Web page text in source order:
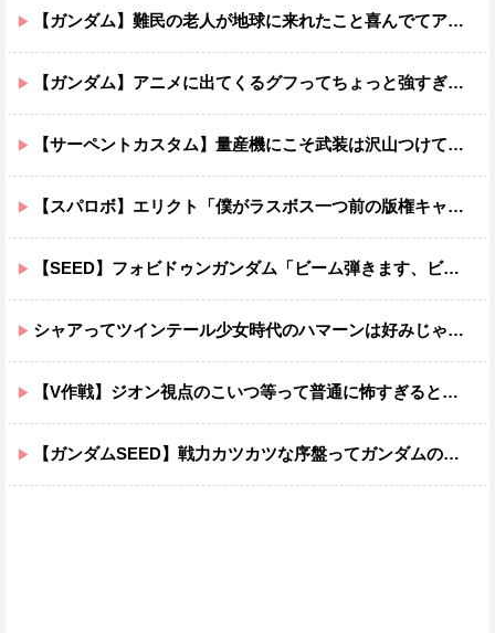
【ガンダム】難民の老人が地球に来れたこと喜んでてアレ？連邦もやってることヤバくない？ってなる
【ガンダム】アニメに出てくるグフってちょっと強すぎじゃない？
【サーペントカスタム】量産機にこそ武装は沢山つけてほしいよね
【スパロボ】エリクト「僕がラスボス一つ前の版権キャラ最後の敵ってちょっと荷が重すぎない？」
【SEED】フォビドゥンガンダム「ビーム弾きます、ビーム曲げられます、空飛びます」←二世代目でこれ出来るのおかしいだろ
シャアってツインテール少女時代のハマーンは好みじゃなかったの？
【V作戦】ジオン視点のこいつ等って普通に怖すぎると思う…
【ガンダムSEED】戦力カツカツな序盤ってガンダムの中だと割と珍しい気がする